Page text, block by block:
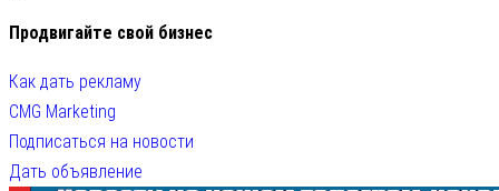
Продвигайте свой бизнес
Как дать рекламу
CMG Marketing
Подписаться на новости
Дать объявление